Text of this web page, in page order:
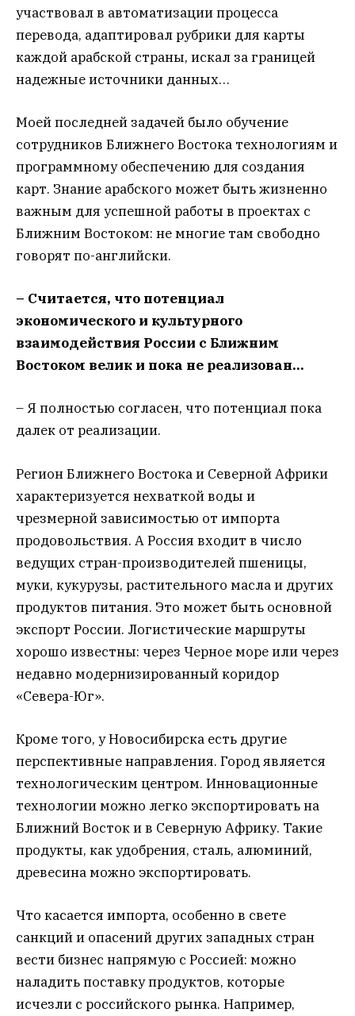
участвовал в автоматизации процесса
перевода, адаптировал рубрики для карты
каждой арабской страны, искал за границей
надежные источники данных…
Моей последней задачей было обучение
сотрудников Ближнего Востока технологиям и
программному обеспечению для создания
карт. Знание арабского может быть жизненно
важным для успешной работы в проектах с
Ближним Востоком: не многие там свободно
говорят по-английски.
– Считается, что потенциал
экономического и культурного
взаимодействия России с Ближним
Востоком велик и пока не реализован…
– Я полностью согласен, что потенциал пока
далек от реализации.
Регион Ближнего Востока и Северной Африки
характеризуется нехваткой воды и
чрезмерной зависимостью от импорта
продовольствия. А Россия входит в число
ведущих стран-производителей пшеницы,
муки, кукурузы, растительного масла и других
продуктов питания. Это может быть основной
экспорт России. Логистические маршруты
хорошо известны: через Черное море или через
недавно модернизированный коридор
«Севера-Юг».
Кроме того, у Новосибирска есть другие
перспективные направления. Город является
технологическим центром. Инновационные
технологии можно легко экспортировать на
Ближний Восток и в Северную Африку. Такие
продукты, как удобрения, сталь, алюминий,
древесина можно экспортировать.
Что касается импорта, особенно в свете
санкций и опасений других западных стран
вести бизнес напрямую с Россией: можно
наладить поставку продуктов, которые
исчезли с российского рынка. Например,